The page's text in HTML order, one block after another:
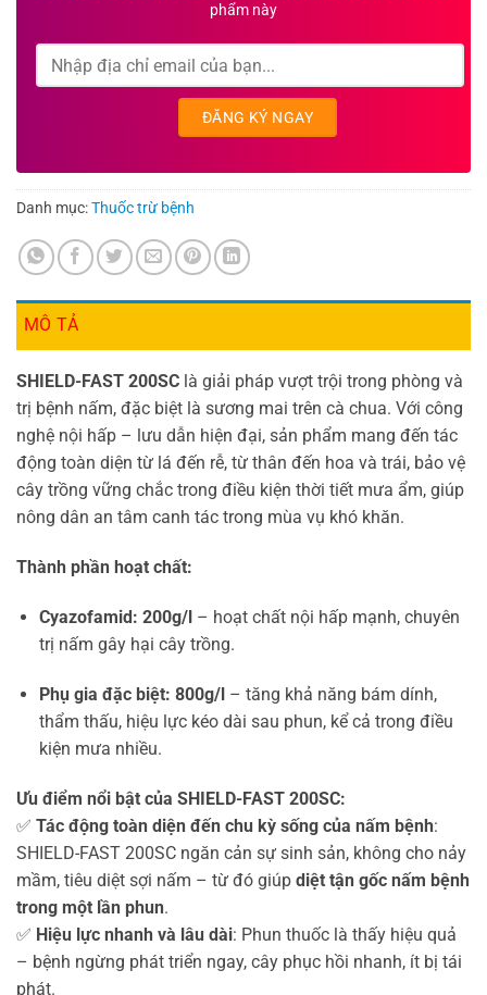
phẩm này
Danh mục:Thuốc trừ bệnh
MÔ TẢ
SHIELD-FAST 200SC là giải pháp vượt trội trong phòng và
trị bệnh nấm, đặc biệt là sương mai trên cà chua. Với công
nghệ nội hấp – lưu dẫn hiện đại, sản phẩm mang đến tác
động toàn diện từ lá đến rễ, từ thân đến hoa và trái, bảo vệ
cây trồng vững chắc trong điều kiện thời tiết mưa ẩm, giúp
nông dân an tâm canh tác trong mùa vụ khó khăn.
Thành phần hoạt chất:
Cyazofamid: 200g/l– hoạt chất nội hấp mạnh, chuyên
trị nấm gây hại cây trồng.
Phụ gia đặc biệt: 800g/l– tăng khả năng bám dính,
thẩm thấu, hiệu lực kéo dài sau phun, kể cả trong điều
kiện mưa nhiều.
Ưu điểm nổi bật của SHIELD-FAST 200SC:
✅ Tác động toàn diện đến chu kỳ sống của nấm bệnh:
SHIELD-FAST 200SC ngăn cản sự sinh sản, không cho nảy
mầm, tiêu diệt sợi nấm – từ đó giúp diệt tận gốc nấm bệnh
trong một lần phun.
✅ Hiệu lực nhanh và lâu dài: Phun thuốc là thấy hiệu quả
– bệnh ngừng phát triển ngay, cây phục hồi nhanh, ít bị tái
phát.